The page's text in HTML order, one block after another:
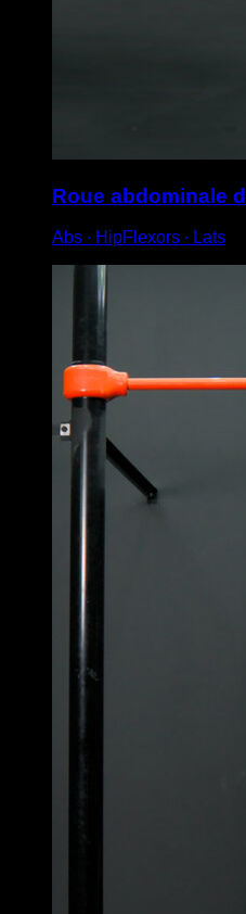
Roue abdominale
Abs ∙ HipFlexors ∙ Lats